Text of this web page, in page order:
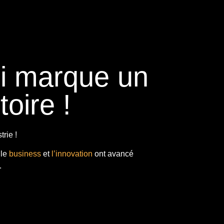
marque un
!
!
businesset l’innovation ont avancé